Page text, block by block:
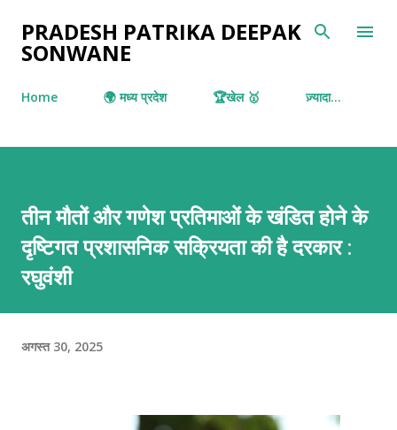
सीधे मुख्य सामग्री पर जाएं
PRADESH PATRIKA DEEPAK
SONWANE
Home 🌍 मध्य प्रदेश 🏆खेल 🥇 ज़्यादा…
तीन मौतों और गणेश प्रतिमाओं के खंडित होने के
दृष्टिगत प्रशासनिक सक्रियता की है दरकार :
रघुवंशी
अगस्त 30, 2025